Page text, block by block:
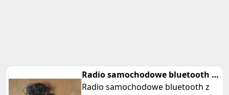
Radio samochodowe bluetooth z
mikrofonem muse
Radio samochodowe bluetooth z